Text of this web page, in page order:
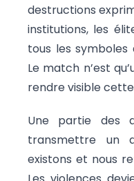
destructions
institutions, les
tous les symboles
Le match n’est
rendre visible
Une partie des
transmettre un
existons et nous